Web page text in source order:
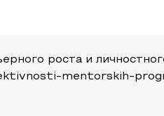
роста и
mentorskih-